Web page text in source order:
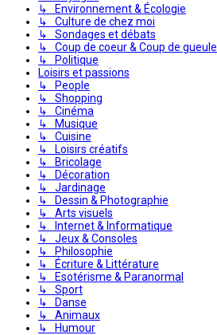
↳ Environnement & Écologie
↳ Culture de chez moi
↳ Sondages et débats
↳ Coup de coeur & Coup de gueule
↳ Politique
Loisirs et passions
↳ People
↳ Shopping
↳ Cinéma
↳ Musique
↳ Cuisine
↳ Loisirs créatifs
↳ Bricolage
↳ Décoration
↳ Jardinage
↳ Dessin & Photographie
↳ Arts visuels
↳ Internet & Informatique
↳ Jeux & Consoles
↳ Philosophie
↳ Écriture & Littérature
↳ Esotérisme & Paranormal
↳ Sport
↳ Danse
↳ Animaux
↳ Humour